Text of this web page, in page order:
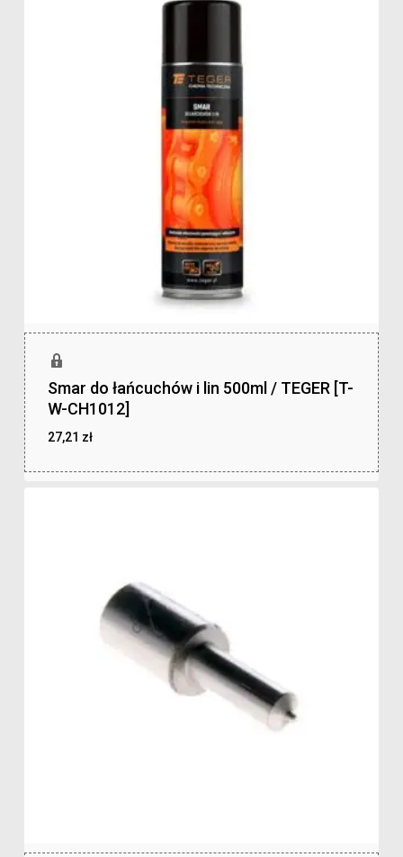
Smar do łańcuchów i lin 500ml / TEGER [T-
W-CH1012]
27,21 zł